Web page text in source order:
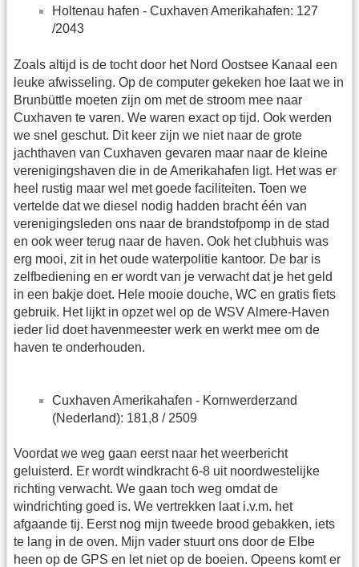
Holtenau hafen - Cuxhaven Amerikahafen: 127
/2043
Zoals altijd is de tocht door het Nord Oostsee Kanaal een
leuke afwisseling. Op de computer gekeken hoe laat we in
Brunbüttle moeten zijn om met de stroom mee naar
Cuxhaven te varen. We waren exact op tijd. Ook werden
we snel geschut. Dit keer zijn we niet naar de grote
jachthaven van Cuxhaven gevaren maar naar de kleine
verenigingshaven die in de Amerikahafen ligt. Het was er
heel rustig maar wel met goede faciliteiten. Toen we
vertelde dat we diesel nodig hadden bracht één van
verenigingsleden ons naar de brandstofpomp in de stad
en ook weer terug naar de haven. Ook het clubhuis was
erg mooi, zit in het oude waterpolitie kantoor. De bar is
zelfbediening en er wordt van je verwacht dat je het geld
in een bakje doet. Hele mooie douche, WC en gratis fiets
gebruik. Het lijkt in opzet wel op de WSV Almere-Haven
ieder lid doet havenmeester werk en werkt mee om de
haven te onderhouden.
Cuxhaven Amerikahafen - Kornwerderzand
(Nederland): 181,8 / 2509
Voordat we weg gaan eerst naar het weerbericht
geluisterd. Er wordt windkracht 6-8 uit noordwestelijke
richting verwacht. We gaan toch weg omdat de
windrichting goed is. We vertrekken laat i.v.m. het
afgaande tij. Eerst nog mijn tweede brood gebakken, iets
te lang in de oven. Mijn vader stuurt ons door de Elbe
heen op de GPS en let niet op de boeien. Opeens komt er